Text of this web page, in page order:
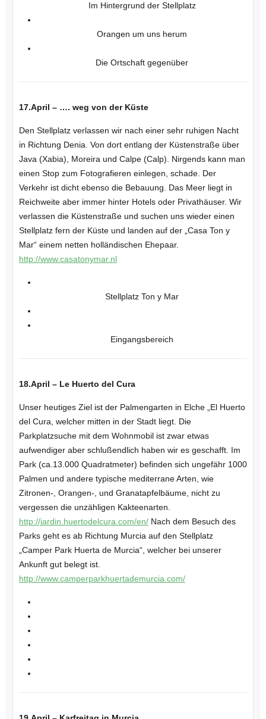
Im Hintergrund der Stellplatz
Orangen um uns herum
Die Ortschaft gegenüber
17.April – …. weg von der Küste
Den Stellplatz verlassen wir nach einer sehr ruhigen Nacht
in Richtung Denia. Von dort entlang der Küstenstraße über
Java (Xabia), Moreira und Calpe (Calp). Nirgends kann man
einen Stop zum Fotografieren einlegen, schade. Der
Verkehr ist dicht ebenso die Bebauung. Das Meer liegt in
Reichweite aber immer hinter Hotels oder Privathäuser. Wir
verlassen die Küstenstraße und suchen uns wieder einen
Stellplatz fern der Küste und landen auf der „Casa Ton y
Mar“ einem netten holländischen Ehepaar.
http://www.casatonymar.nl
Stellplatz Ton y Mar
Eingangsbereich
18.April – Le Huerto del Cura
Unser heutiges Ziel ist der Palmengarten in Elche „El Huerto
del Cura, welcher mitten in der Stadt liegt. Die
Parkplatzsuche mit dem Wohnmobil ist zwar etwas
aufwendiger aber schlußendlich haben wir es geschafft. Im
Park (ca.13.000 Quadratmeter) befinden sich ungefähr 1000
Palmen und andere typische mediterrane Arten, wie
Zitronen-, Orangen-, und Granatapfelbäume, nicht zu
vergessen die unzähligen Kakteenarten.
http://jardin.huertodelcura.com/en/Nach dem Besuch des
Parks geht es ab Richtung Murcia auf den Stellplatz
„Camper Park Huerta de Murcia“, welcher bei unserer
Ankunft gut belegt ist.
http://www.camperparkhuertademurcia.com/